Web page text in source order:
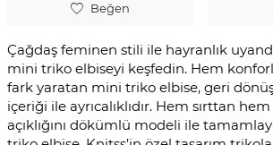
Beğen
Çağdaş feminen stili ile hayranlık
mini triko elbiseyi keşfedin. Hem
fark yaratan mini triko elbise, geri
içeriği ile ayrıcalıklıdır. Hem sırttan
açıklığını dökümlü modeli ile